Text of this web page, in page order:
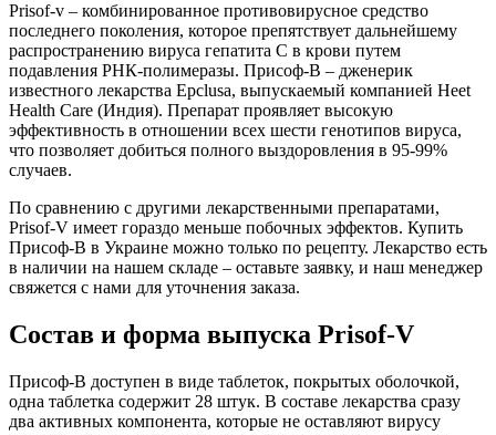
Prisof-v – комбинированное противовирусное средство
последнего поколения, которое препятствует дальнейшему
распространению вируса гепатита С в крови путем
подавления РНК-полимеразы. Присоф-В – дженерик
известного лекарства Epclusa, выпускаемый компанией Heet
Health Care (Индия). Препарат проявляет высокую
эффективность в отношении всех шести генотипов вируса,
что позволяет добиться полного выздоровления в 95-99%
случаев.
По сравнению с другими лекарственными препаратами,
Prisof-V имеет гораздо меньше побочных эффектов. Купить
Присоф-В в Украине можно только по рецепту. Лекарство есть
в наличии на нашем складе – оставьте заявку, и наш менеджер
свяжется с нами для уточнения заказа.
Состав и форма выпуска Prisof-V
Присоф-В доступен в виде таблеток, покрытых оболочкой,
одна таблетка содержит 28 штук. В составе лекарства сразу
два активных компонента, которые не оставляют вирусу